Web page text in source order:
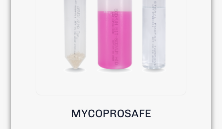
MYCOPROSAFE